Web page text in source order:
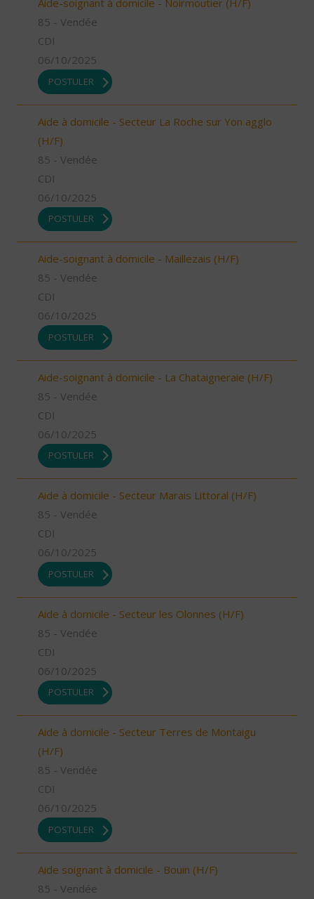
Aide-soignant à domicile - Noirmoutier (H/F)
85 - Vendée
CDI
06/10/2025
POSTULER
Aide à domicile - Secteur La Roche sur Yon agglo
(H/F)
85 - Vendée
CDI
06/10/2025
POSTULER
Aide-soignant à domicile - Maillezais (H/F)
85 - Vendée
CDI
06/10/2025
POSTULER
Aide-soignant à domicile - La Chataigneraie (H/F)
85 - Vendée
CDI
06/10/2025
POSTULER
Aide à domicile - Secteur Marais Littoral (H/F)
85 - Vendée
CDI
06/10/2025
POSTULER
Aide à domicile - Secteur les Olonnes (H/F)
85 - Vendée
CDI
06/10/2025
POSTULER
Aide à domicile - Secteur Terres de Montaigu
(H/F)
85 - Vendée
CDI
06/10/2025
POSTULER
Aide soignant à domicile - Bouin (H/F)
85 - Vendée